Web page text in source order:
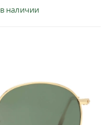
в наличии